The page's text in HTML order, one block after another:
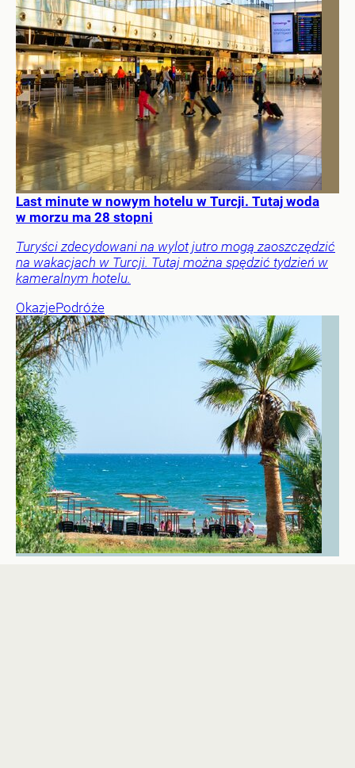
Last minute w nowym hotelu w Turcji. Tutaj woda
w morzu ma 28 stopni
Turyści zdecydowani na wylot jutro mogą zaoszczędzić
na wakacjach w Turcji. Tutaj można spędzić tydzień w
kameralnym hotelu.
OkazjePodróże